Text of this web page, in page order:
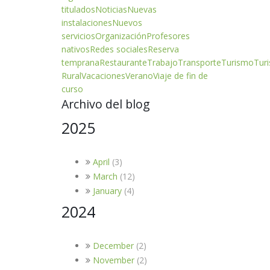
tituladosNoticiasNuevas
instalacionesNuevos
serviciosOrganizaciónProfesores
nativosRedes socialesReserva
tempranaRestauranteTrabajoTransporteTurismo
RuralVacacionesVeranoViaje de fin de
curso
Archivo del blog
2025
April (3)
March (12)
January (4)
2024
December (2)
November (2)